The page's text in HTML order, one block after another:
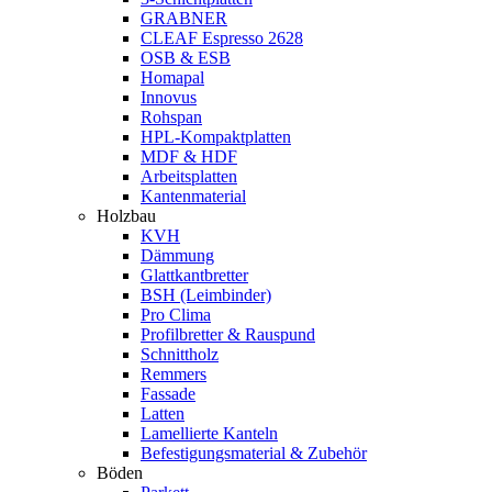
GRABNER
CLEAF Espresso 2628
OSB & ESB
Homapal
Innovus
Rohspan
HPL-Kompaktplatten
MDF & HDF
Arbeitsplatten
Kantenmaterial
Holzbau
KVH
Dämmung
Glattkantbretter
BSH (Leimbinder)
Pro Clima
Profilbretter & Rauspund
Schnittholz
Remmers
Fassade
Latten
Lamellierte Kanteln
Befestigungsmaterial & Zubehör
Böden